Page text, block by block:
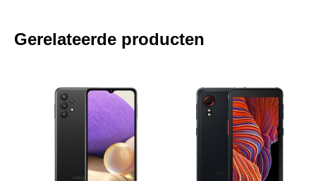
Gerelateerde producten